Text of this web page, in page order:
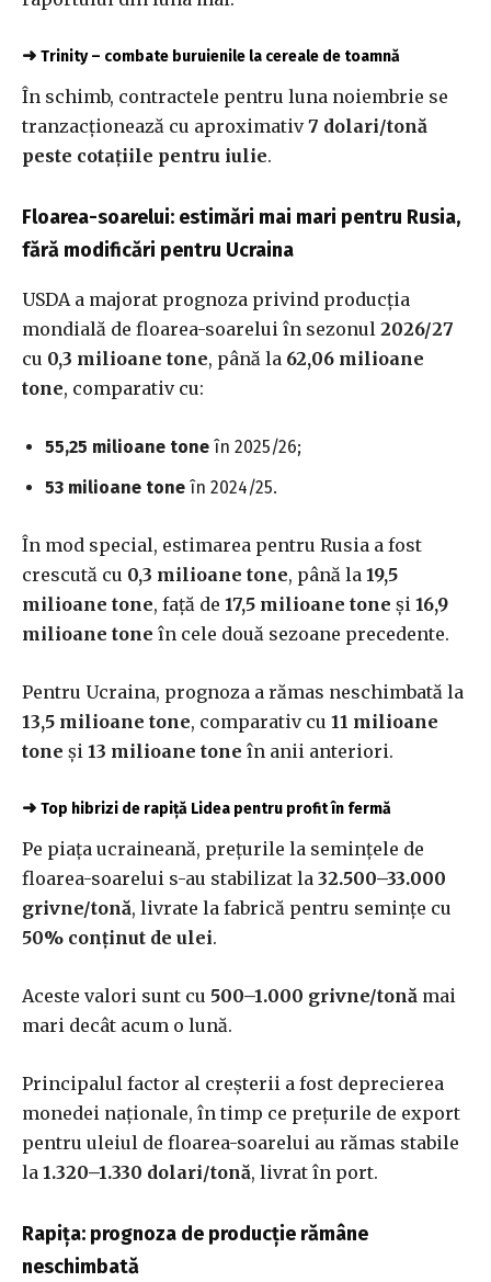
➜ Trinity – combate buruienile la cereale de toamnă
În schimb, contractele pentru luna noiembrie se
tranzacționează cu aproximativ7 dolari/tonă
peste cotațiile pentru iulie.
Floarea-soarelui: estimări mai mari pentru Rusia,
fără modificări pentru Ucraina
USDA a majorat prognoza privind producția
mondială de floarea-soarelui în sezonul 2026/27
cu 0,3 milioane tone, până la 62,06 milioane
tone, comparativ cu:
55,25 milioane tone în 2025/26;
53 milioane tone în 2024/25.
În mod special, estimarea pentru Rusia a fost
crescută cu 0,3 milioane tone, până la 19,5
milioane tone, față de 17,5 milioane tone și 16,9
milioane tone în cele două sezoane precedente.
Pentru Ucraina, prognoza a rămas neschimbată la
13,5 milioane tone, comparativ cu 11 milioane
tone și 13 milioane tone în anii anteriori.
➜ Top hibrizi de rapiță Lidea pentru profit în fermă
Pe piața ucraineană, prețurile la semințele de
floarea-soarelui s-au stabilizat la 32.500–33.000
grivne/tonă, livrate la fabrică pentru semințe cu
50% conținut de ulei.
Aceste valori sunt cu 500–1.000 grivne/tonă mai
mari decât acum o lună.
Principalul factor al creșterii a fost deprecierea
monedei naționale, în timp ce prețurile de export
pentru uleiul de floarea-soarelui au rămas stabile
la 1.320–1.330 dolari/tonă, livrat în port.
Rapița: prognoza de producție rămâne
neschimbată